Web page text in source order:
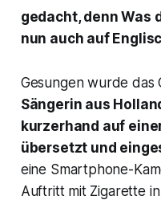
gedacht, dennWas
nun auch auf
Gesungen wurde das
Sängerin aus
kurzerhand auf
übersetzt und
eine Smartphone-
Auftritt mit Zigarette